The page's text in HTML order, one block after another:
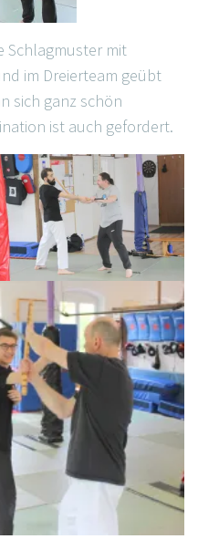
Schlagmuster mit
im Dreierteam geübt
sich ganz schön
ist auch gefordert.